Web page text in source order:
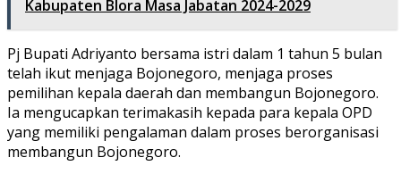
Kabupaten Blora Masa Jabatan 2024-2029
Pj Bupati Adriyanto bersama istri dalam 1 tahun 5 bulan
telah ikut menjaga Bojonegoro, menjaga proses
pemilihan kepala daerah dan membangun Bojonegoro.
Ia mengucapkan terimakasih kepada para kepala OPD
yang memiliki pengalaman dalam proses berorganisasi
membangun Bojonegoro.